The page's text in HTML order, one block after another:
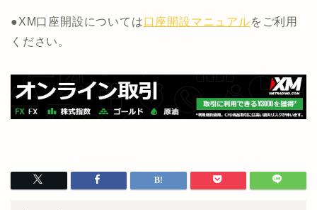
●XM口座開設については口座開設マニュアルをご利用
ください。